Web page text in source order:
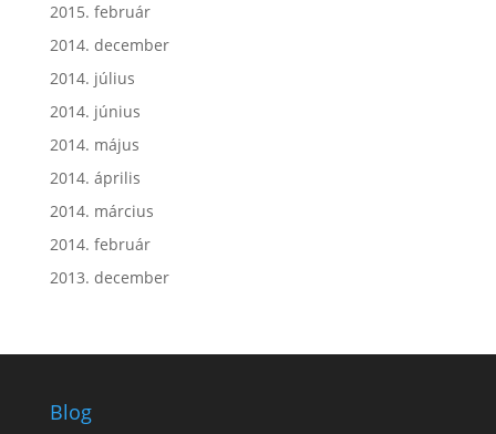
2015. február
2014. december
2014. július
2014. június
2014. május
2014. április
2014. március
2014. február
2013. december
Blog